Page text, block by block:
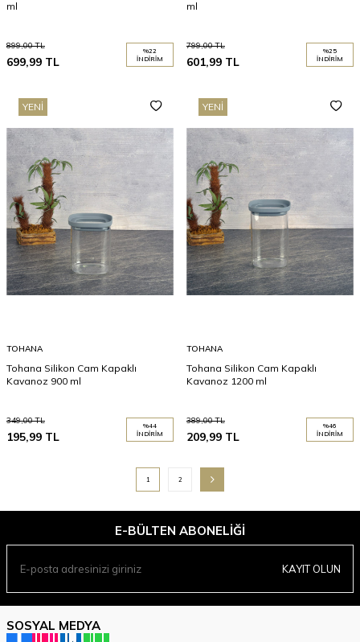
ml
899,00TL
699,99 TL
%22
İNDIRIM
ml
799,00TL
601,99 TL
%25
İNDIRIM
YENI
TOHANA
Tohana Silikon Cam Kapaklı
Kavanoz 900 ml
349,00TL
195,99 TL
%44
İNDIRIM
YENI
TOHANA
Tohana Silikon Cam Kapaklı
Kavanoz 1200 ml
389,00TL
209,99 TL
%46
İNDIRIM
1 2
E-BÜLTEN ABONELIĞI
KAYIT OLUN
SOSYAL MEDYA